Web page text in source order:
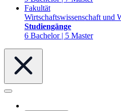
Fakultät
Wirtschaftswissenschaft und
Studiengänge
6 Bachelor | 5 Master